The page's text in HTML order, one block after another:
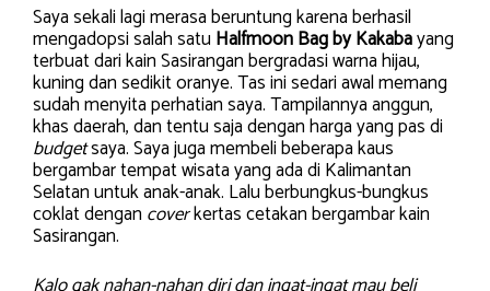
Saya sekali lagi merasa beruntung karena berhasil
mengadopsi salah satu Halfmoon Bag by Kakabayang
terbuat dari kain Sasirangan bergradasi warna hijau,
kuning dan sedikit oranye. Tas ini sedari awal memang
sudah menyita perhatian saya. Tampilannya anggun,
khas daerah, dan tentu saja dengan harga yang pas di
budgetsaya. Saya juga membeli beberapa kaus
bergambar tempat wisata yang ada di Kalimantan
Selatan untuk anak-anak. Lalu berbungkus-bungkus
coklat dengan coverkertas cetakan bergambar kain
Sasirangan.